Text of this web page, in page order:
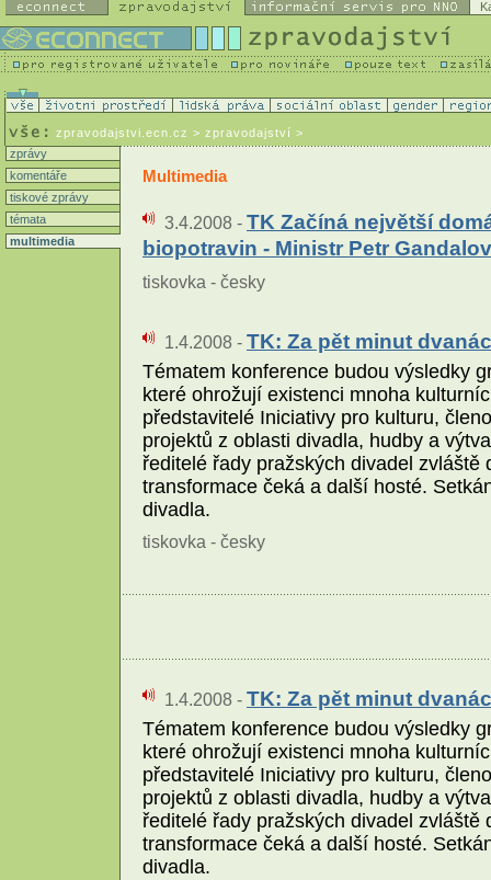
zpravodajstvi.ecn.cz > zpravodajství >
zprávy
komentáře
tiskové zprávy
témata
multimedia
Multimedia
3.4.2008 - TK Začíná největší
biopotravin - Ministr Petr
tiskovka - česky
1.4.2008 - TK: Za pět minut
Tématem konference budou výsledky
které ohrožují existenci mnoha
představitelé Iniciativy pro kulturu,
projektů z oblasti divadla, hudby a
ředitelé řady pražských divadel
transformace čeká a další hosté.
divadla.
tiskovka - česky
1.4.2008 - TK: Za pět minut
Tématem konference budou výsledky
které ohrožují existenci mnoha
představitelé Iniciativy pro kulturu,
projektů z oblasti divadla, hudby a
ředitelé řady pražských divadel
transformace čeká a další hosté.
divadla.